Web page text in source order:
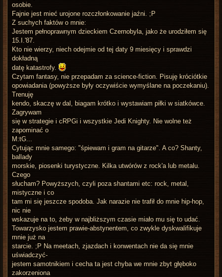
osobie.
Fajnie jest mieć urojone rozczłonkowanie jaźni. ;P
Z suchych faktów o mnie:
Jestem pełnoprawnym dzieckiem Czernobyla, jako że urodziłem się
15.I.'87.
Kto nie wierzy, niech odejmie od tej daty 9 miesięcy i sprawdzi
dokładną
datę katastrofy.
Czytam fantasy, nie przepadam za science-fiction. Pisuję króciótkie
opowiadania (powyższe były oczywiście wymyślane na poczekaniu).
Trenuję
kendo, skaczę w dal, biagam krótko i wystawiam piłki w siatkówce.
Zagrywam
się w strategie i cRPGi i wszystkie Jedi Knighty. Nie wolne też
zapominać o
M:tG...
Cytując mnie samego: "śpiewam i gram na gitarze". A co? Shanty,
ballady
morskie, piosenki turystyczne. Kilka utwórów z rock'a lub metalu.
Czego
słucham? Powyższych, czyli poza shantami etc: rock, metal,
mistyczne i co
tam mi się jeszcze spodoba. Jak narazie nie trafił do mnie hip-hop,
nic nie
wskazuje na to, żeby w najbliższym czasie miało mu się to udać.
Towarzysko jestem prawie-abstynentem, co zwykle dyskwalifikuje
mnie już na
starcie. ;P Na meetach, zjazdach i konwentach nie da się mnie
uświadczyć-
jestem samotnikiem i cecha ta jest chyba we mnie zbyt głęboko
zakorzeniona